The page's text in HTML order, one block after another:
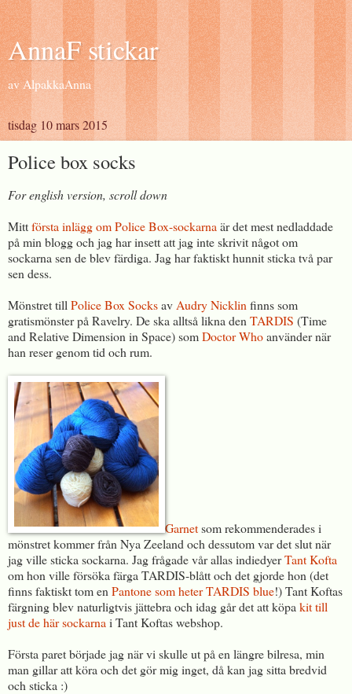
AnnaF stickar
av AlpakkaAnna
tisdag 10 mars 2015
Police box socks
For english version, scroll down
Mittförsta inlägg om Police Box-sockarna är det mest nedladdade
på min blogg och jag har insett att jag inte skrivit något om
sockarna sen de blev färdiga. Jag har faktiskt hunnit sticka två par
sen dess.
Mönstret till Police Box Socksav Audry Nicklin finns som
gratismönster på Ravelry. De ska alltså likna den TARDIS (Time
and Relative Dimension in Space) somDoctor Whoanvänder när
han reser genom tid och rum.
Garnetsom rekommenderades i
mönstret kommer från Nya Zeeland och dessutom var det slut när
jag ville sticka sockarna. Jag frågade vår allas indiedyerTant Kofta
om hon ville försöka färga TARDIS-blått och det gjorde hon (det
finns faktiskt tom en Pantone som heter TARDIS blue!) Tant Koftas
färgning blev naturligtvis jättebra och idag går det att köpa kit till
just de här sockarna i Tant Koftas webshop.
Första paret började jag när vi skulle ut på en längre bilresa, min
man gillar att köra och det gör mig inget, då kan jag sitta bredvid
och sticka :)